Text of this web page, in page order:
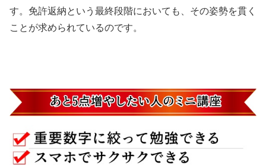
す。免許返納という最終段階においても、その姿勢を貫く
ことが求められているのです。